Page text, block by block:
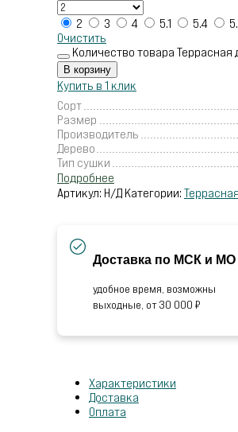
2 3 4 5.1 5.4
Очистить
Количество товара Террасная
В корзину
Купить в 1 клик
Сорт
Размер
Производитель
Дерево
Тип сушки
Подробнее
Артикул: Н/Д Категории:
Доставка по МСК и МО
удобное время, возможны
выходные, от 30 000 ₽
Характеристики
Доставка
Оплата